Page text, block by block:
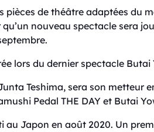
pièces de théâtre adaptées du
nouveau spectacle sera
lors du dernier spectacle Butai
Teshima, sera son metteur
Pedal THE DAY et Butai
Japon en août 2020. Un